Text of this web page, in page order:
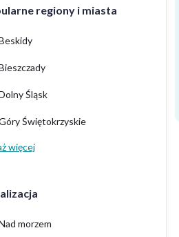
regiony i miasta
Śląsk
Świętokrzyskie
więcej
morzem